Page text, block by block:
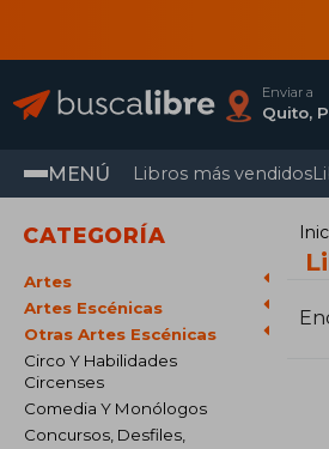
Enviar a
Quito,
MENÚ Libros más vendidos
CATEGORÍA
Artes
Artes Escénicas
Otras Artes Escénicas
Circo Y Habilidades
Circenses
Comedia Y Monólogos
Concursos, Desfiles,